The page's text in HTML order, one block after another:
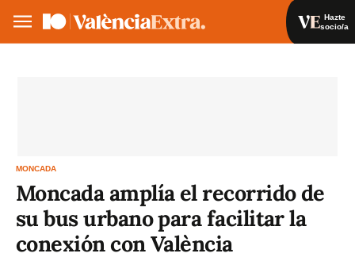
Hazte
socio/a
MONCADA
Moncada amplía el recorrido de
su bus urbano para facilitar la
conexión con València